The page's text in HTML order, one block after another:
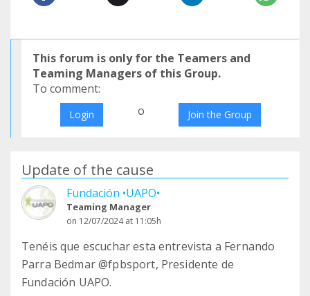
This forum is only for the Teamers and
Teaming Managers of this Group.
To comment:
Login o Join the Group
Update of the cause
Fundación •UAPO•
Teaming Manager
on 12/07/2024 at 11:05h
Tenéis que escuchar esta entrevista a Fernando
Parra Bedmar @fpbsport, Presidente de
Fundación UAPO.